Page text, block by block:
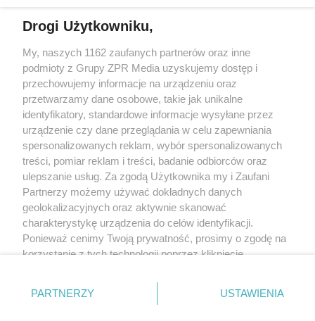
rozpowszechniany lub dalej rozpowszechniany w jakikolwiek sposób
(w tym także elektroniczny lub mechaniczny) na jakimkolwiek polu
eksploatacji w jakiejkolwiek formie, włącznie z umieszczaniem w
Internecie bez pisemnej zgody właściciela praw. Jakiekolwiek użycie
lub wykorzystanie utworów w całości lub w części z naruszeniem
prawa, tzn. bez właściwej zgody, jest zabronione pod groźbą kary i
może być ścigane prawnie.
O nas
Informacje prawne
Nasze serwisy
Drogi Użytkowniku,
My, naszych 1162 zaufanych partnerów oraz inne
podmioty z Grupy ZPR Media uzyskujemy dostęp i
przechowujemy informacje na urządzeniu oraz
przetwarzamy dane osobowe, takie jak unikalne
identyfikatory, standardowe informacje wysyłane przez
urządzenie czy dane przeglądania w celu zapewniania
spersonalizowanych reklam, wybór spersonalizowanych
treści, pomiar reklam i treści, badanie odbiorców oraz
ulepszanie usług. Za zgodą Użytkownika my i Zaufani
Partnerzy możemy używać dokładnych danych
geolokalizacyjnych oraz aktywnie skanować
charakterystykę urządzenia do celów identyfikacji.
Ponieważ cenimy Twoją prywatność, prosimy o zgodę na
korzystanie z tych technologii poprzez kliknięcie
zmienić/wycofać klikając przycisk ustawień prywatności
znajdujący się w lewym dolnym rogu strony
PARTNERZY USTAWIENIA